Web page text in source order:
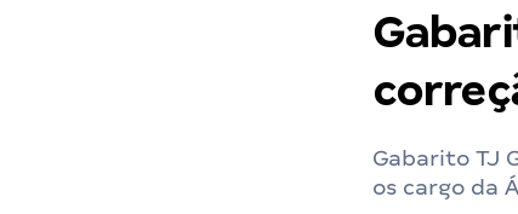
Gabarito TJ
os cargo da